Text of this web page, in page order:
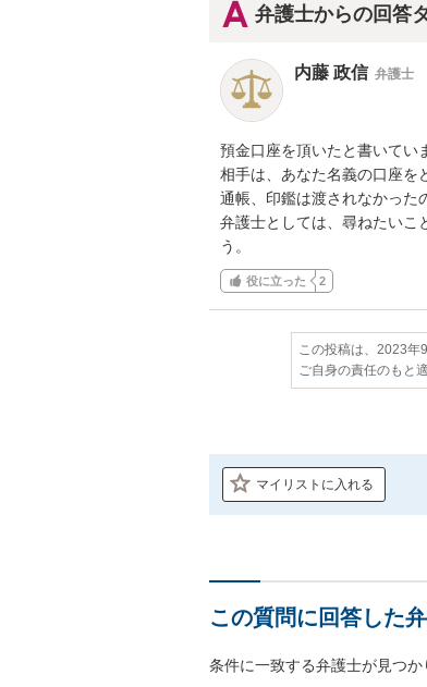
弁護士からの回答
内藤 政信 弁護士
預金口座を頂いたと書いてい
相手は、あなた名義の口座を
通帳、印鑑は渡されなかった
弁護士としては、尋ねたいこ
う。
役に立った 2
この投稿は、2023年
ご自身の責任のもと
マイリストに入れる
この質問に回答した
条件に一致する弁護士が見つか